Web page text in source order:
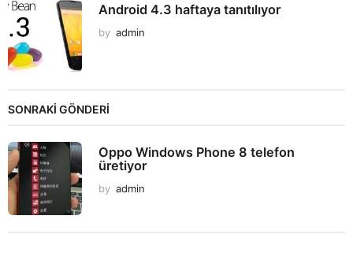
Android 4.3 haftaya tanıtılıyor
by admin
SONRAKİ GÖNDERİ
Oppo Windows Phone 8 telefon
üretiyor
by admin